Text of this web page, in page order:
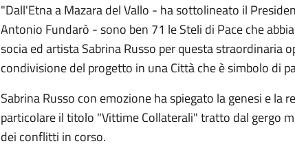
"Dall'Etna a Mazara del Vallo - ha sottolineato il
Antonio Fundarò - sono ben 71 le Steli di Pace che
socia ed artista Sabrina Russo per questa straordinaria
condivisione del progetto in una Città che è simbolo di
Sabrina Russo con emozione ha spiegato la genesi e la
particolare il titolo "Vittime Collaterali" tratto dal gergo
dei conflitti in corso.